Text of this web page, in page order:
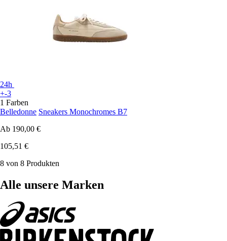
24h
+-3
1 Farben
Belledonne Sneakers Monochromes B7
Ab 190,00 €
105,51 €
8 von 8 Produkten
Alle unsere Marken